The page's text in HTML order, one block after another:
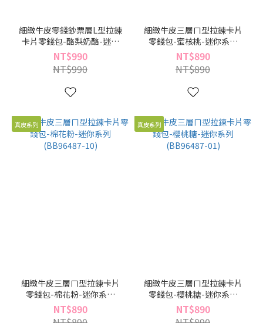
細緻牛皮零錢鈔票層L型拉鍊
卡片零錢包-酪梨奶酪-迷你
系列(BB96488-26)
NT$990
NT$990
細緻牛皮三層ㄇ型拉鍊卡片
零錢包-蜜核桃-迷你系列
(BB96487-70)
NT$890
NT$890
真皮系列
細緻牛皮三層ㄇ型拉鍊卡片
零錢包-棉花粉-迷你系列
(BB96487-10)
NT$890
真皮系列
細緻牛皮三層ㄇ型拉鍊卡片
零錢包-櫻桃糖-迷你系列
(BB96487-01)
NT$890